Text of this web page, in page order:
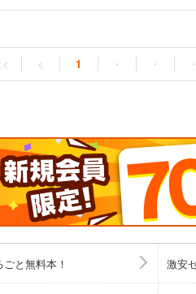
< 1 ・ ・ ・
ごと無料本！ 激安